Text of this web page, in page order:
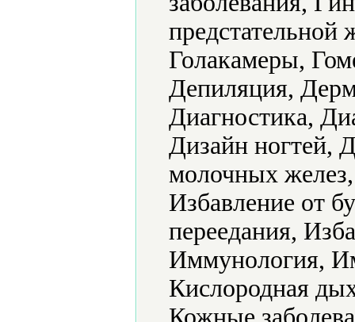
Голакамеры,
Депиляция,
Диагностика,
Дизайн ногтей,
молочных
Избавление от
переедания,
Иммунология,
Кислородная